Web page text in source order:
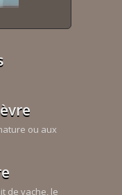
ou aux
de vache, le